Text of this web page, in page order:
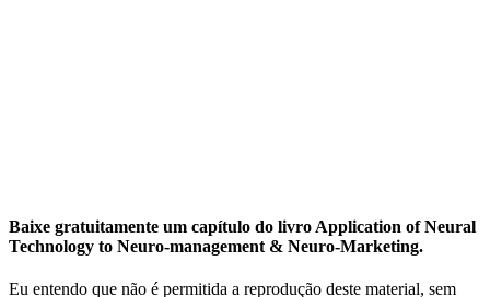
Baixe gratuitamente um capítulo do livro Application of Neural
Technology to Neuro-management & Neuro-Marketing.
Eu entendo que não é permitida a reprodução deste material, sem